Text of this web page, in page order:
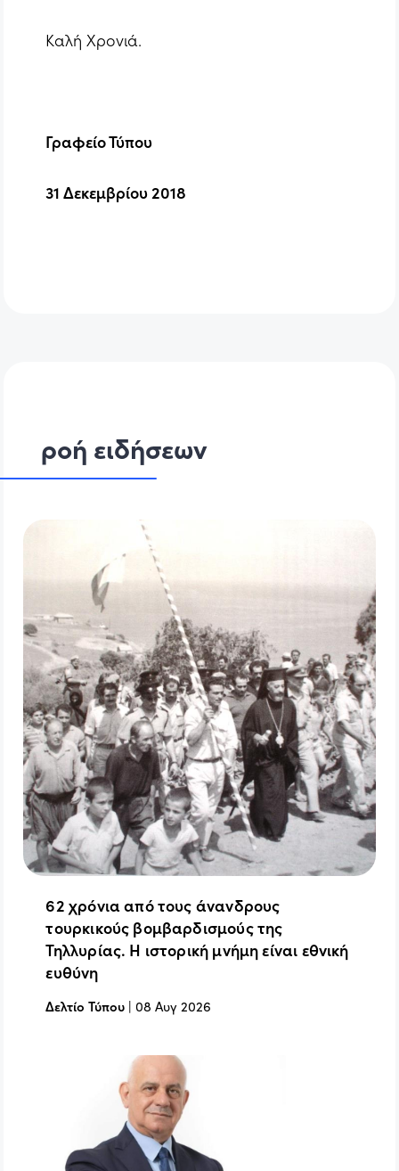
Καλή Χρονιά.
Γραφείο Τύπου
31 Δεκεμβρίου 2018
ροή ειδήσεων
62 χρόνια από τους άνανδρους
τουρκικούς βομβαρδισμούς της
Τηλλυρίας. Η ιστορική μνήμη είναι εθνική
ευθύνη
Δελτίο Τύπου |08 Αυγ 2026